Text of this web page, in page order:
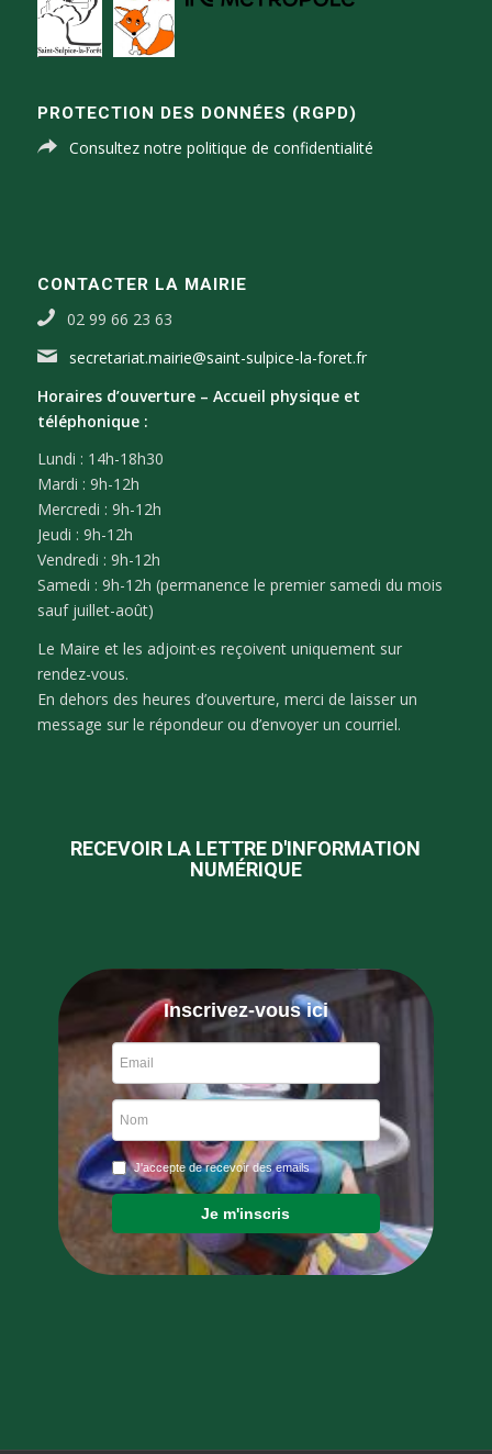
PROTECTION DES DONNÉES (RGPD)
Consultez notre politique de confidentialité
CONTACTER LA MAIRIE
02 99 66 23 63
secretariat.mairie@saint-sulpice-la-foret.fr
Horaires d’ouverture – Accueil physique et
téléphonique :
Lundi : 14h-18h30
Mardi : 9h-12h
Mercredi : 9h-12h
Jeudi : 9h-12h
Vendredi : 9h-12h
Samedi : 9h-12h (permanence le premier samedi du mois
sauf juillet-août)
Le Maire et les adjoint·es reçoivent uniquement sur
rendez-vous.
En dehors des heures d’ouverture, merci de laisser un
message sur le répondeur ou d’envoyer un courriel.
RECEVOIR LA LETTRE D'INFORMATION
NUMÉRIQUE
Inscrivez-vous ici
J'accepte de recevoir des emails
Je m'inscris